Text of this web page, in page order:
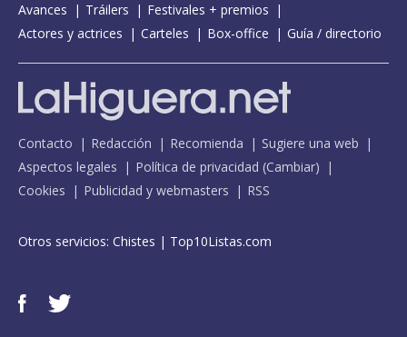
Avances
Tráilers
Festivales + premios
Actores y actrices
Carteles Box-office Guía / directorio
Contacto Redacción Recomienda
Sugiere una web
Aspectos legales
Política de privacidad (Cambiar)
Cookies
Publicidad y webmasters RSS
Otros servicios: Chistes | Top10Listas.com